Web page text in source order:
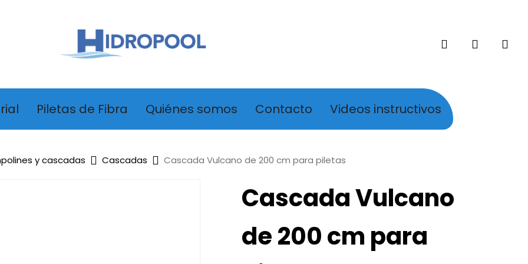
Piletas de Fibra Quiénes somos Contacto Videos instructivos
y cascadas Cascadas Cascada Vulcano de 200 cm para piletas
Cascada Vulcano
de 200 cm para